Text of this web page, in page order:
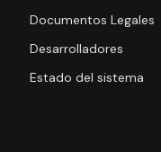
Documentos Legales
Desarrolladores
Estado del sistema